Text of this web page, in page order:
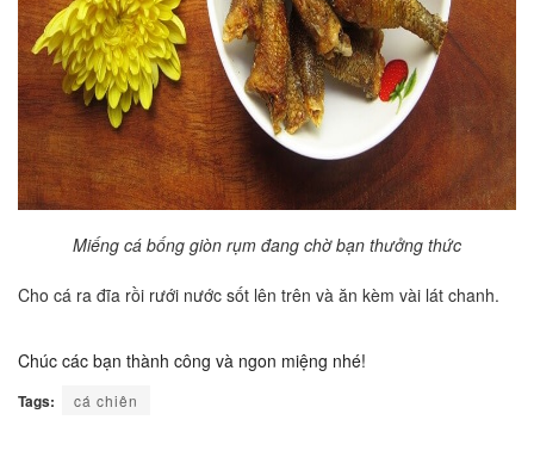
Miếng cá bống giòn rụm đang chờ bạn thưởng thức
Cho cá ra đĩa rồi rưới nước sốt lên trên và ăn kèm vài lát chanh.
Chúc các bạn thành công và ngon miệng nhé!
Tags: cá chiên